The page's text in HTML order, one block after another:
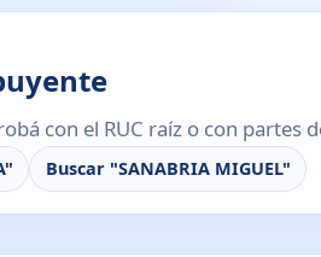
con el RUC raíz o con partes
Buscar "SANABRIA MIGUEL"